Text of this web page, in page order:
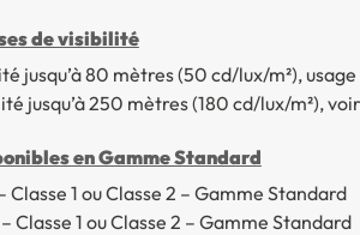
de visibilité
jusqu’à 80 mètres (50 cd/lux/m²),
jusqu’à 250 mètres (180 cd/lux/m²),
en Gamme Standard
1 ou Classe 2 – Gamme Standard
Classe 1 ou Classe 2 – Gamme Standard